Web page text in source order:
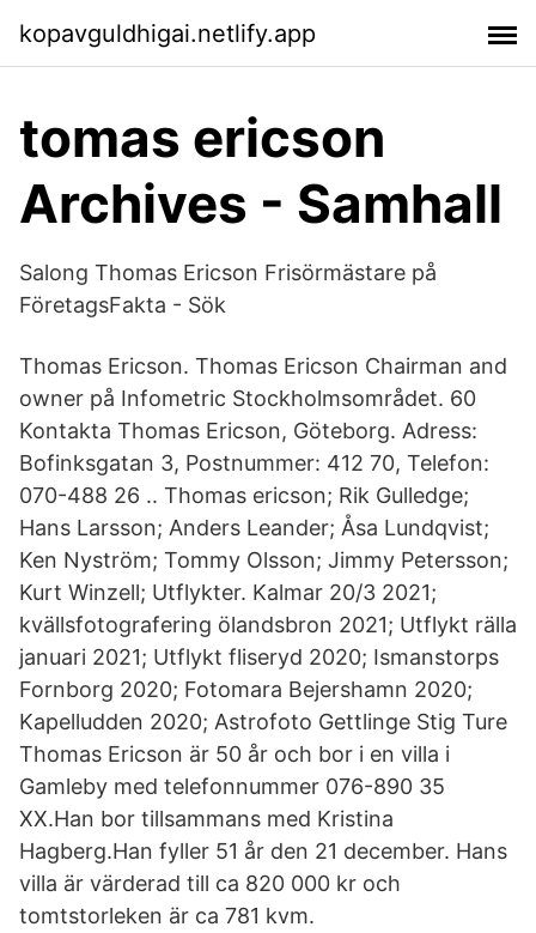
kopavguldhigai.netlify.app
tomas ericson
Archives - Samhall
Salong Thomas Ericson Frisörmästare på
FöretagsFakta - Sök
Thomas Ericson. Thomas Ericson Chairman and
owner på Infometric Stockholmsområdet. 60
Kontakta Thomas Ericson, Göteborg. Adress:
Bofinksgatan 3, Postnummer: 412 70, Telefon:
070-488 26 .. Thomas ericson; Rik Gulledge;
Hans Larsson; Anders Leander; Åsa Lundqvist;
Ken Nyström; Tommy Olsson; Jimmy Petersson;
Kurt Winzell; Utflykter. Kalmar 20/3 2021;
kvällsfotografering ölandsbron 2021; Utflykt rälla
januari 2021; Utflykt fliseryd 2020; Ismanstorps
Fornborg 2020; Fotomara Bejershamn 2020;
Kapelludden 2020; Astrofoto Gettlinge Stig Ture
Thomas Ericson är 50 år och bor i en villa i
Gamleby med telefonnummer 076-890 35
XX.Han bor tillsammans med Kristina
Hagberg.Han fyller 51 år den 21 december. Hans
villa är värderad till ca 820 000 kr och
tomtstorleken är ca 781 kvm.